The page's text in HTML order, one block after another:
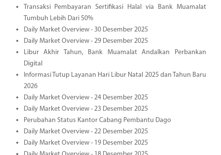
Transaksi Pembayaran Sertifikasi Halal via Bank Muamalat
Tumbuh Lebih Dari 50%
Daily Market Overview - 30 Desember 2025
Daily Market Overview - 29 Desember 2025
Libur Akhir Tahun, Bank Muamalat Andalkan Perbankan
Digital
Informasi Tutup Layanan Hari Libur Natal 2025 dan Tahun Baru
2026
Daily Market Overview - 24 Desember 2025
Daily Market Overview - 23 Desember 2025
Perubahan Status Kantor Cabang Pembantu Dago
Daily Market Overview - 22 Desember 2025
Daily Market Overview - 19 Desember 2025